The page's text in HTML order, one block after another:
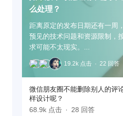
么处理？
距离原定的发布日期还有一周
预见的技术问题和资源限制，
求可能不太现实。...
19.2k 点击 22 回答
微信朋友圈不能删除别人的评
样设计呢？
68.9k 点击
28 回答